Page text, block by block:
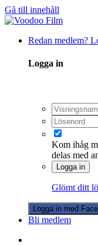
Gå till innehåll
Redan medlem?
Logga in
Kom ihåg
delas med
Logga in
Glömt ditt
Logga in med
Bli medlem